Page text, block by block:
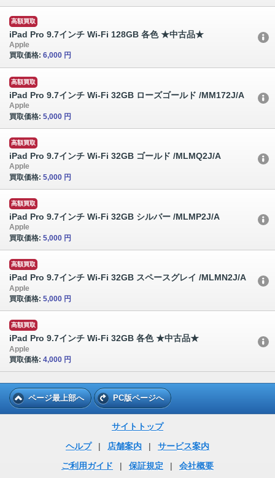
高額買取
iPad Pro 9.7インチ Wi-Fi 128GB 各色 ★中古品★
Apple
買取価格: 6,000 円
高額買取
iPad Pro 9.7インチ Wi-Fi 32GB ローズゴールド /MM172J/A
Apple
買取価格: 5,000 円
高額買取
iPad Pro 9.7インチ Wi-Fi 32GB ゴールド /MLMQ2J/A
Apple
買取価格: 5,000 円
高額買取
iPad Pro 9.7インチ Wi-Fi 32GB シルバー /MLMP2J/A
Apple
買取価格: 5,000 円
高額買取
iPad Pro 9.7インチ Wi-Fi 32GB スペースグレイ /MLMN2J/A
Apple
買取価格: 5,000 円
高額買取
iPad Pro 9.7インチ Wi-Fi 32GB 各色 ★中古品★
Apple
買取価格: 4,000 円
ページ最上部へ PC版ページへ
サイトトップ
ヘルプ
| 店舗案内 |
サービス案内
ご利用ガイド
| 保証規定 | 会社概要